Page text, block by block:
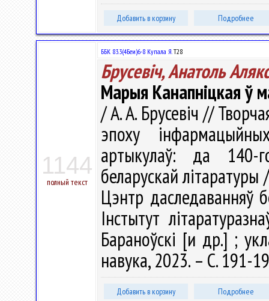
Добавить в корзину Подробнее
1144
полный текст
ББК 83.3(4Беи)6-8 Купала Я.Т28
Брусевіч, Анатоль
Марыя Канапніцкая ў
/ А. А. Брусевіч //
эпоху
артыкулаў: да 140-
беларускай
Цэнтр даследаванняў
Інстытут
Бараноўскі [и др.] ;
навука, 2023. – С. 191-
Добавить в корзину Подробнее